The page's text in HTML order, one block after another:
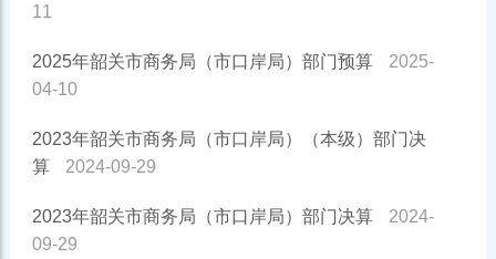
11
2025年韶关市商务局（市口岸局）部门预算
2025-
04-10
2023年韶关市商务局（市口岸局）（本级）部门决
算
2024-09-29
2023年韶关市商务局（市口岸局）部门决算
2024-
09-29